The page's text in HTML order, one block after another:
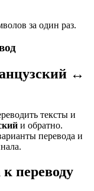
за один раз.
↔
тексты и
и обратно.
перевода и
переводу